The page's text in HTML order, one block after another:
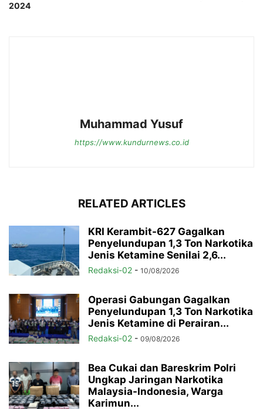
2024
Muhammad Yusuf
https://www.kundurnews.co.id
RELATED ARTICLES
KRI Kerambit-627 Gagalkan
Penyelundupan 1,3 Ton Narkotika
Jenis Ketamine Senilai 2,6...
Redaksi-02 - 10/08/2026
Operasi Gabungan Gagalkan
Penyelundupan 1,3 Ton Narkotika
Jenis Ketamine di Perairan...
Redaksi-02 - 09/08/2026
Bea Cukai dan Bareskrim Polri
Ungkap Jaringan Narkotika
Malaysia-Indonesia, Warga
Karimun...